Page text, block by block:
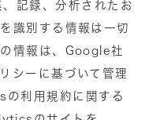
記録、分析されたお
識別する情報は一切
情報は、Google社
シーに基づいて管理
利用規約に関する